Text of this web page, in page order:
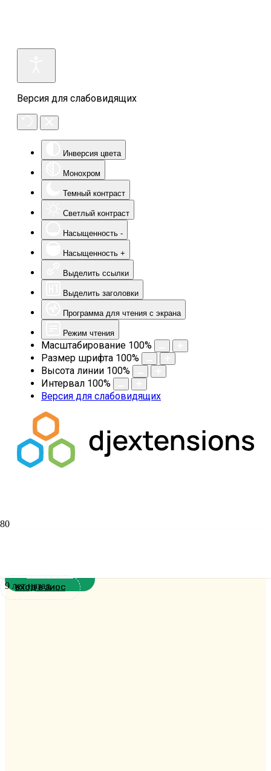
Версия для слабовидящих
Инверсия цвета
Монохром
Темный контраст
Светлый контраст
Насыщенность -
Насыщенность +
Выделить ссылки
Выделить заголовки
Программа для чтения с экрана
Режим чтения
Масштабирование 100%
Размер шрифта 100%
Высота линии 100%
Интервал 100%
Версия для слабовидящих
ВХОД В ЭИОС
Новости
9 лет назад